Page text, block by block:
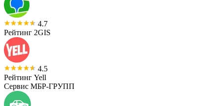
4.7
Рейтинг 2GIS
4.5
Рейтинг Yell
Сервис МБР-ГРУПП